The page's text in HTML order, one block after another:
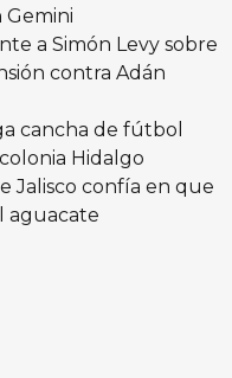
Gemini
a Simón Levy sobre
contra Adán
cancha de fútbol
Hidalgo
Jalisco confía en que
aguacate